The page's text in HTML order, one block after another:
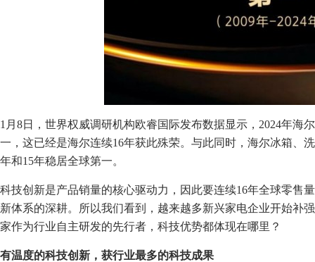
1月8日，世界权威调研机构欧睿国际发布数据显示，2024年海
一，这已经是海尔连续16年获此殊荣。与此同时，海尔冰箱、
年和15年稳居全球第一。
科技创新是产品销量的核心驱动力，因此要连续16年全球零售
新体系的深耕。所以我们看到，越来越多新兴家电企业开始补
家作为行业自主研发的先行者，科技优势都体现在哪里？
有温度的科技创新 ， 获行业最多的科技成果